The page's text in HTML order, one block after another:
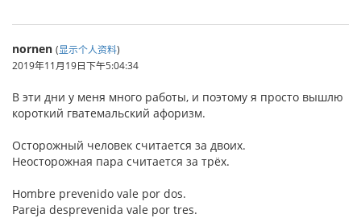
nornen (显示个人资料)
2019年11月19日下午5:04:34
В эти дни у меня много работы, и поэтому я просто вышлю
короткий гватемальский афоризм.
Осторожный человек считается за двоих.
Неосторожная пара считается за трёх.
Hombre prevenido vale por dos.
Pareja desprevenida vale por tres.